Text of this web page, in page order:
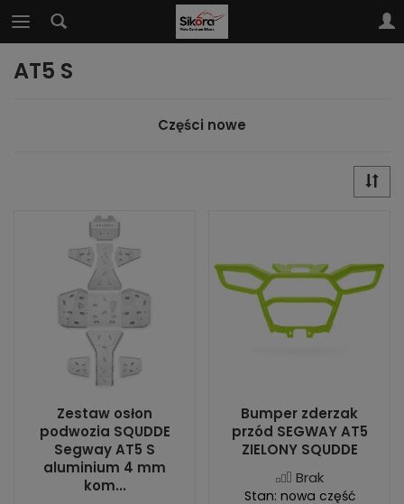
AT5 S
Części nowe
Zestaw osłon
podwozia SQUDDE
Segway AT5 S
aluminium 4 mm
kom...
Bumper zderzak
przód SEGWAY AT5
ZIELONY SQUDDE
Brak
Stan: nowa część